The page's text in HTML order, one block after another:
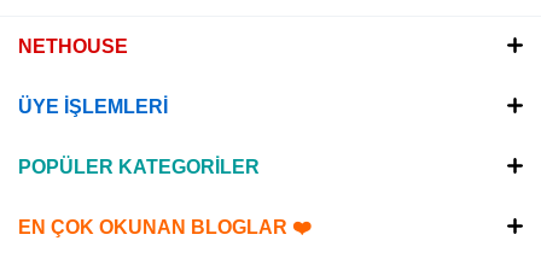
NETHOUSE
ÜYE İŞLEMLERİ
POPÜLER KATEGORİLER
EN ÇOK OKUNAN BLOGLAR ❤️